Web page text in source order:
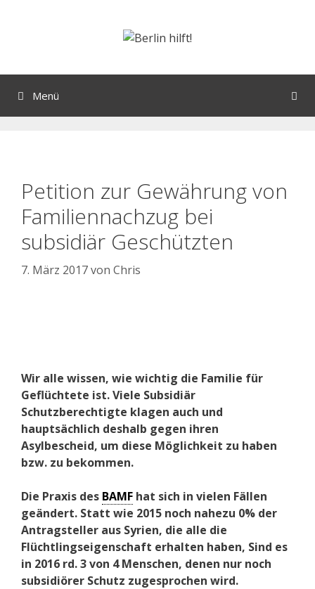
Menü
Petition zur Gewährung von
Familiennachzug bei
subsidiär Geschützten
7. März 2017von Chris
Wir alle wissen, wie wichtig die Familie für
Geflüchtete ist. Viele Subsidiär
Schutzberechtigte klagen auch und
hauptsächlich deshalb gegen ihren
Asylbescheid, um diese Möglichkeit zu haben
bzw. zu bekommen.
Die Praxis des BAMF hat sich in vielen Fällen
geändert. Statt wie 2015 noch nahezu 0% der
Antragsteller aus Syrien, die alle die
Flüchtlingseigenschaft erhalten haben, Sind es
in 2016 rd. 3 von 4 Menschen, denen nur noch
subsidiörer Schutz zugesprochen wird.